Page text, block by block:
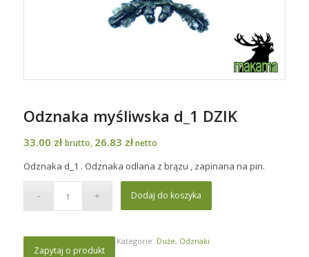
Odznaka myśliwska d_1 DZIK
33.00 zł brutto, 26.83 złnetto
Odznaka d_1 . Odznaka odlana z brązu , zapinana na pin.
Dodaj do koszyka
Kategorie: Duże, Odznaki
Zapytaj o produkt